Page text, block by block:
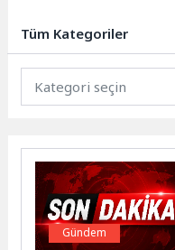
Tüm Kategoriler
Gündem